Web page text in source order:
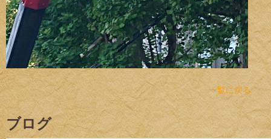
一覧に戻る
ブログ